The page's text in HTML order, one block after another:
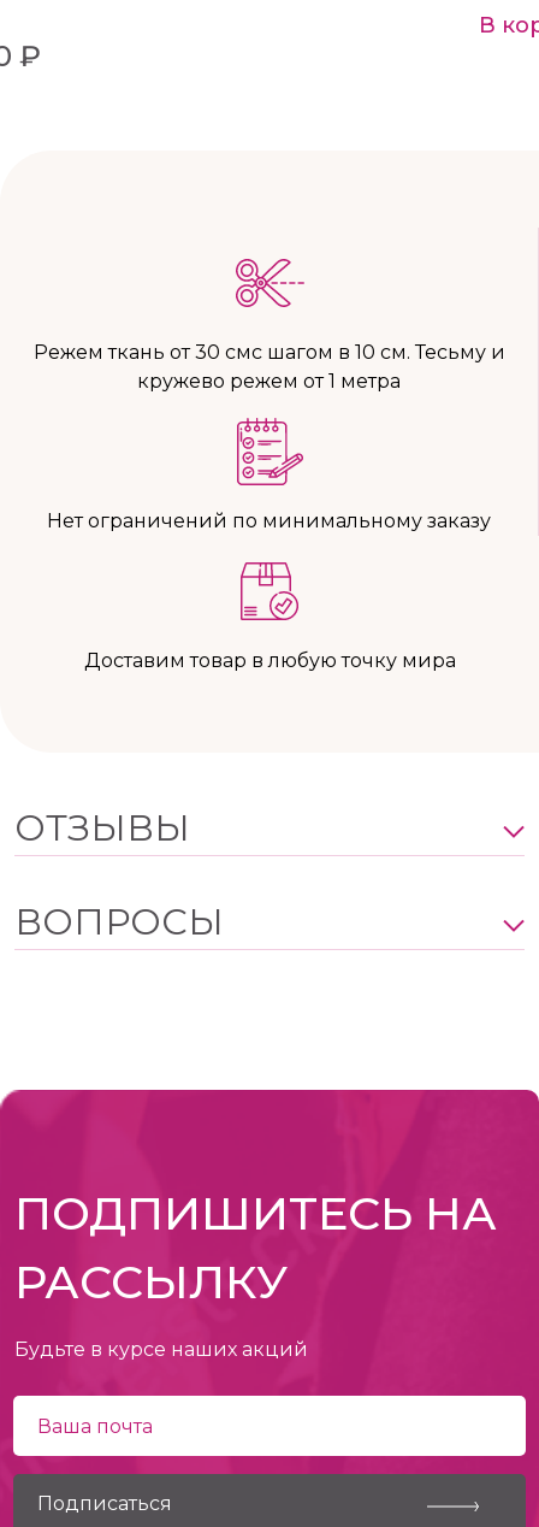
₽
В
Режем ткань от 30 смс шагом в 10 см. Тесьму и
кружево режем от 1 метра
Нет ограничений по минимальному заказу
Доставим товар в любую точку мира
ОТЗЫВЫ
ВОПРОСЫ
ПОДПИШИТЕСЬ НА
РАССЫЛКУ
Будьте в курсе наших акций